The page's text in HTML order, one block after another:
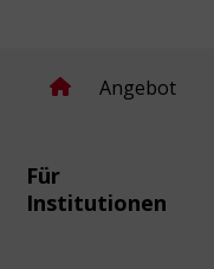
Angebot
Für
Institutionen